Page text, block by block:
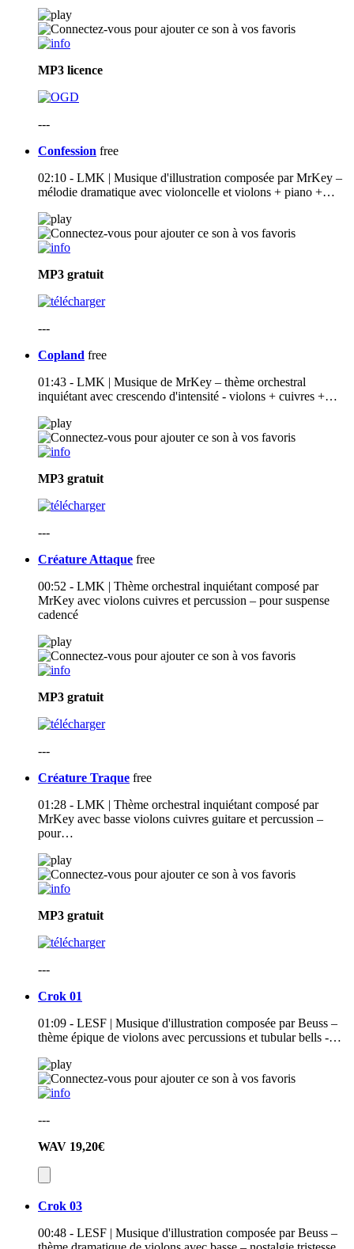
MP3 licence
---
Confession free
02:10 - LMK | Musique d'illustration composée par MrKey –
mélodie dramatique avec violoncelle et violons + piano +…
MP3 gratuit
---
Copland free
01:43 - LMK | Musique de MrKey – thème orchestral
inquiétant avec crescendo d'intensité - violons + cuivres +…
MP3 gratuit
---
Créature Attaque free
00:52 - LMK | Thème orchestral inquiétant composé par
MrKey avec violons cuivres et percussion – pour suspense
cadencé
MP3 gratuit
---
Créature Traque free
01:28 - LMK | Thème orchestral inquiétant composé par
MrKey avec basse violons cuivres guitare et percussion –
pour…
MP3 gratuit
---
Crok 01
01:09 - LESF | Musique d'illustration composée par Beuss –
thème épique de violons avec percussions et tubular bells -…
---
WAV 19,20€
Crok 03
00:48 - LESF | Musique d'illustration composée par Beuss –